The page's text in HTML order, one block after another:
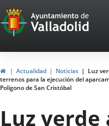
Portal
Web
del
de
Valladolid
InicioActualidad Noticias
Luz
terrenos para la ejecución del
Polígono de San Cristóbal
Luz verde